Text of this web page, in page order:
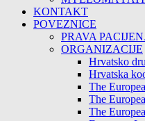
KONTAKT
POVEZNICE
PRAVA
ORGANIZACIJE
Hrvatsko
Hrvatska
The
The
The